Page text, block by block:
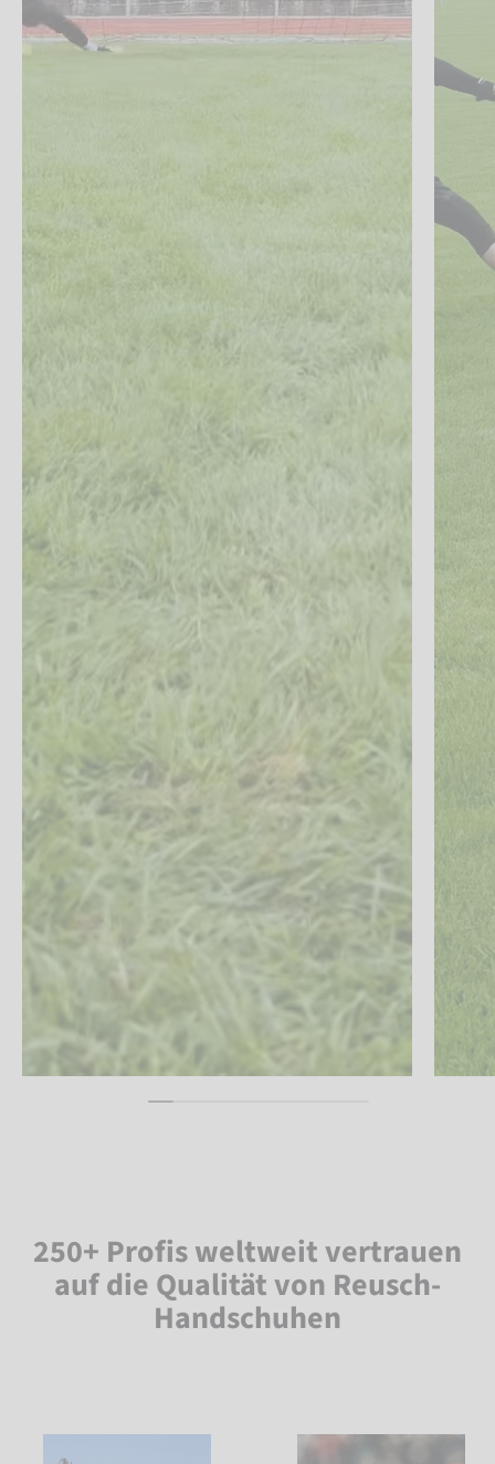
250+ Profis weltweit vertrauen
auf die Qualität von Reusch-
Handschuhen